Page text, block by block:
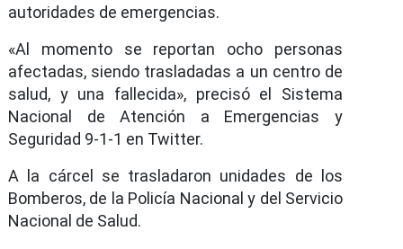
autoridades de emergencias.
«Al momento se reportan ocho personas
afectadas, siendo trasladadas a un centro de
salud, y una fallecida», precisó el Sistema
Nacional de Atención a Emergencias y
Seguridad 9-1-1 en Twitter.
A la cárcel se trasladaron unidades de los
Bomberos, de la Policía Nacional y del Servicio
Nacional de Salud.